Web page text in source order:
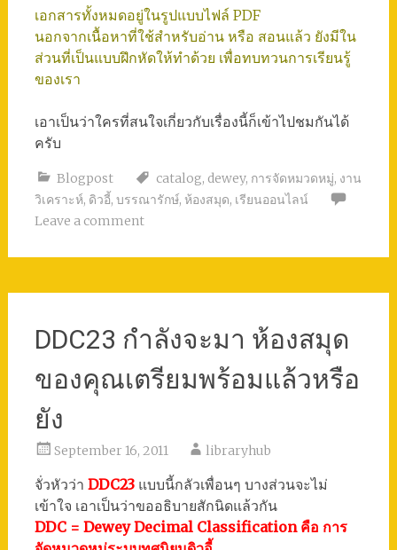
เอกสารทั้งหมดอยู่ในรูปแบบไฟล์ PDF
นอกจากเนื้อหาที่ใช้สำหรับอ่าน หรือ สอนแล้ว ยังมีใน
ส่วนที่เป็นแบบฝึกหัดให้ทำด้วย เพื่อทบทวนการเรียนรู้
ของเรา
เอาเป็นว่าใครที่สนใจเกี่ยวกับเรื่องนี้ก็เข้าไปชมกันได้
ครับ
Blogpost catalog, dewey, การจัดหมวดหมู่, งาน
วิเคราะห์, ดิวอี้, บรรณารักษ์, ห้องสมุด, เรียนออนไลน์
Leave a comment
DDC23 กำลังจะมา ห้องสมุด
ของคุณเตรียมพร้อมแล้วหรือ
ยัง
September 16, 2011 libraryhub
จั่วหัวว่า DDC23 แบบนี้กลัวเพื่อนๆ บางส่วนจะไม่
เข้าใจ เอาเป็นว่าขออธิบายสักนิดแล้วกัน
DDC = Dewey Decimal Classification คือ การ